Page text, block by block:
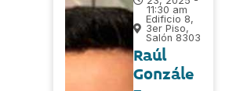
11:30 am
Edificio 8,
3er Piso,
Salón 8303
Raúl
Gonzále